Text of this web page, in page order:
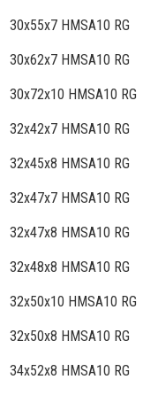
30x55x7 HMSA10 RG
30x62x7 HMSA10 RG
30x72x10 HMSA10 RG
32x42x7 HMSA10 RG
32x45x8 HMSA10 RG
32x47x7 HMSA10 RG
32x47x8 HMSA10 RG
32x48x8 HMSA10 RG
32x50x10 HMSA10 RG
32x50x8 HMSA10 RG
34x52x8 HMSA10 RG